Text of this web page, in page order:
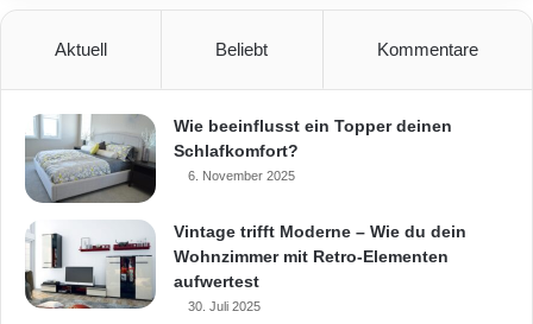
Aktuell Beliebt Kommentare
Wie beeinflusst ein Topper deinen
Schlafkomfort?
6. November 2025
Vintage trifft Moderne – Wie du dein
Wohnzimmer mit Retro-Elementen
aufwertest
30. Juli 2025